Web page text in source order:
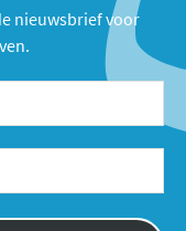
nieuwsbrief voor